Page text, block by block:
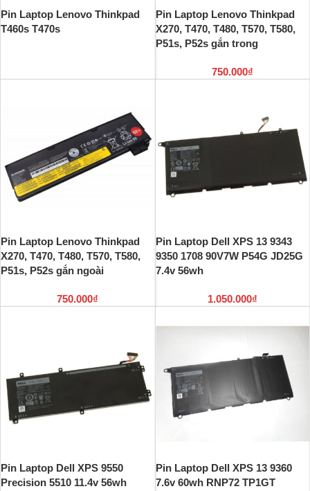
Pin Laptop Lenovo Thinkpad
T460s T470s
Pin Laptop Lenovo Thinkpad
X270, T470, T480, T570, T580,
P51s, P52s gắn trong
750.000₫
Pin Laptop Lenovo Thinkpad
X270, T470, T480, T570, T580,
P51s, P52s gắn ngoài
750.000₫
Pin Laptop Dell XPS 13 9343
9350 1708 90V7W P54G JD25G
7.4v 56wh
1.050.000₫
Pin Laptop Dell XPS 9550
Precision 5510 11.4v 56wh
Pin Laptop Dell XPS 13 9360
7.6v 60wh RNP72 TP1GT